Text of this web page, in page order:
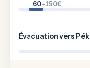
60–150€
Évacuation vers